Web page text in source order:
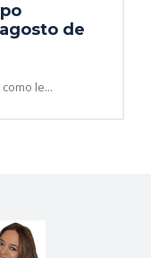
de
le...